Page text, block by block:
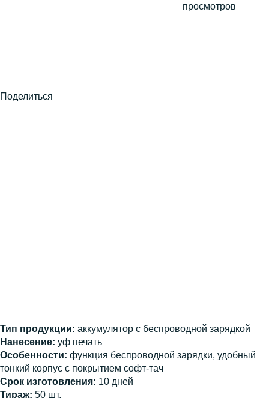
просмотров
Поделиться
Тип продукции: аккумулятор с беспроводной зарядкой
Нанесение: уф печать
Особенности: функция беспроводной зарядки, удобный
тонкий корпус с покрытием софт-тач
Срок изготовления: 10 дней
Тираж: 50 шт.